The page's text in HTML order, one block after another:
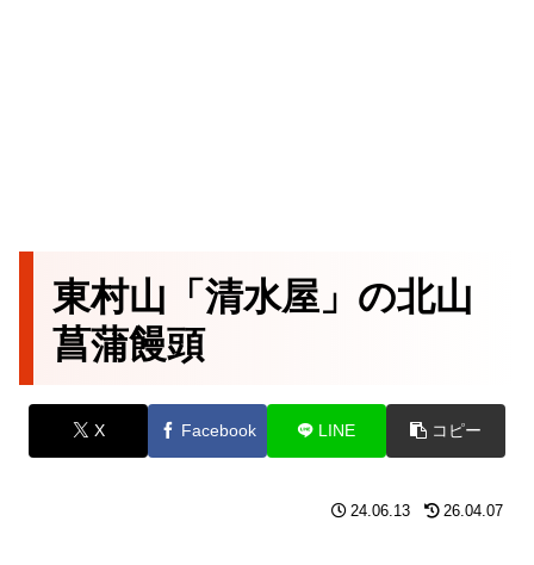
東村山「清水屋」の北山
菖蒲饅頭
X Facebook LINE コピー
24.06.13 26.04.07